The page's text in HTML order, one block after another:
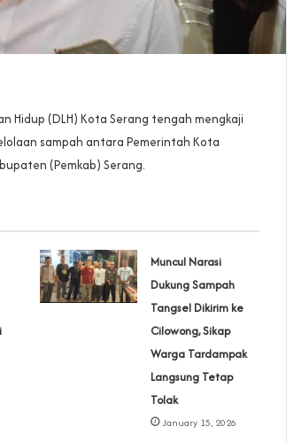
Hidup (DLH) Kota Serang tengah mengkaji
sampah antara Pemerintah Kota
(Pemkab) Serang.
Muncul Narasi
Dukung Sampah
Tangsel Dikirim ke
Cilowong, Sikap
Warga Tardampak
Langsung Tetap
Tolak
January 15, 2026